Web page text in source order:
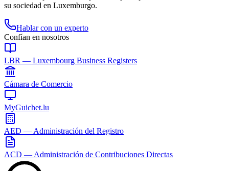
su sociedad en Luxemburgo.
Hablar con un experto
Confían en nosotros
LBR — Luxembourg Business Registers
Cámara de Comercio
MyGuichet.lu
AED — Administración del Registro
ACD — Administración de Contribuciones Directas